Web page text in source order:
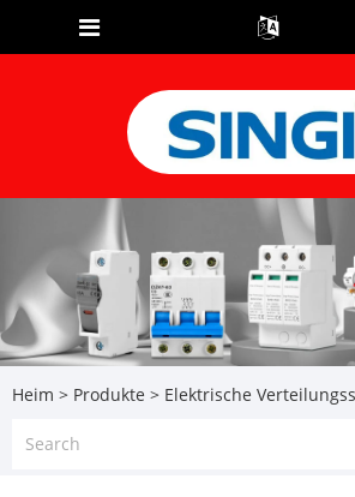
Heim > Produkte > Elektrische